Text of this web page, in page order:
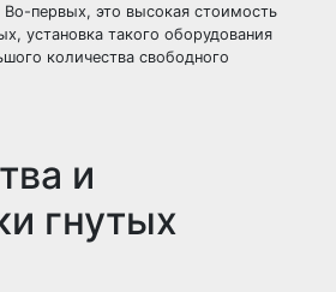
Во-первых, это высокая стоимость
установка такого оборудования
количества свободного
и
гнутых